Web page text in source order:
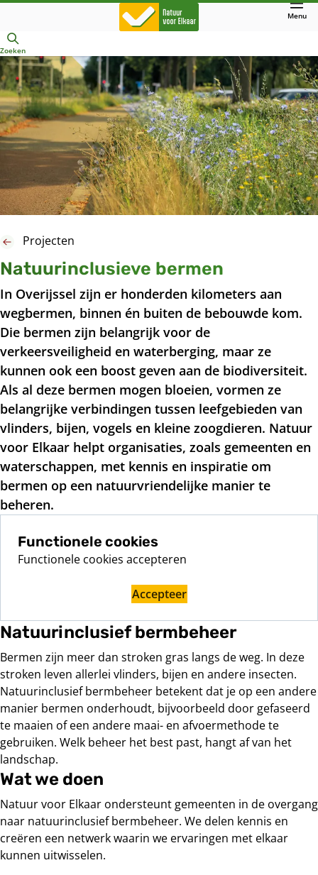
hoofdinhoud
Menu
Zoeken
Natuurinclusieve bermen
Projecten
In Overijssel zijn er honderden kilometers aan
wegbermen, binnen én buiten de bebouwde kom.
Die bermen zijn belangrijk voor de
verkeersveiligheid en waterberging, maar ze
kunnen ook een boost geven aan de biodiversiteit.
Als al deze bermen mogen bloeien, vormen ze
belangrijke verbindingen tussen leefgebieden van
vlinders, bijen, vogels en kleine zoogdieren. Natuur
voor Elkaar helpt organisaties, zoals gemeenten en
waterschappen, met kennis en inspiratie om
bermen op een natuurvriendelijke manier te
beheren.
Functionele cookies
Functionele cookies accepteren
Accepteer
Natuurinclusief bermbeheer
Bermen zijn meer dan stroken gras langs de weg. In deze
stroken leven allerlei vlinders, bijen en andere insecten.
Natuurinclusief bermbeheer betekent dat je op een andere
manier bermen onderhoudt, bijvoorbeeld door gefaseerd
te maaien of een andere maai- en afvoermethode te
gebruiken. Welk beheer het best past, hangt af van het
landschap.
Wat we doen
Natuur voor Elkaar ondersteunt gemeenten in de overgang
naar natuurinclusief bermbeheer. We delen kennis en
creëren een netwerk waarin we ervaringen met elkaar
kunnen uitwisselen.